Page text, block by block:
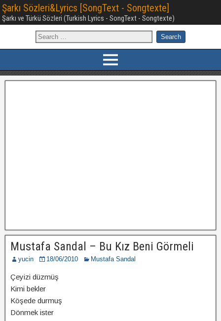
Şarkı Sözleri&Lyrics [SongText - Songtexte]
Şarkı ve Türkü Sözleri (Turkish Lyrics - SongText - Songtexte)
Mustafa Sandal – Bu Kız Beni Görmeli
yucin 18/06/2010 Mustafa Sandal
Çeyizi düzmüş
Kimi bekler
Köşede durmuş
Dönmek ister